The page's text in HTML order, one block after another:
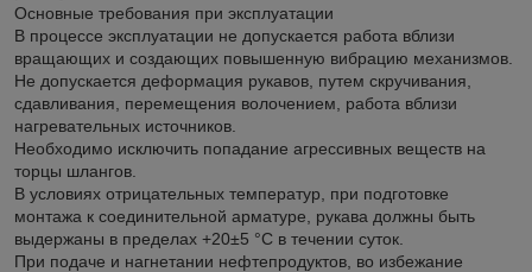
Основные требования при эксплуатации
В процессе эксплуатации не допускается работа вблизи
вращающих и создающих повышенную вибрацию механизмов.
Не допускается деформация рукавов, путем скручивания,
сдавливания, перемещения волочением, работа вблизи
нагревательных источников.
Необходимо исключить попадание агрессивных веществ на
торцы шлангов.
В условиях отрицательных температур, при подготовке
монтажа к соединительной арматуре, рукава должны быть
выдержаны в пределах +20±5 °С в течении суток.
При подаче и нагнетании нефтепродуктов, во избежание